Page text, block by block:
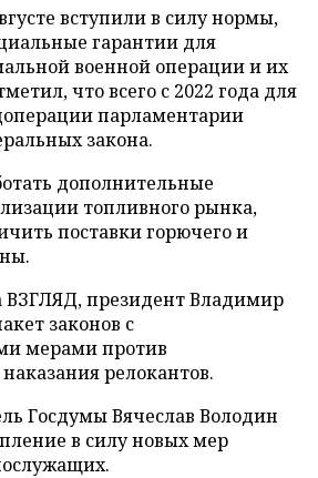
вступили в силу нормы,
гарантии для
военной операции и их
что всего с 2022 года для
парламентарии
закона.
дополнительные
топливного рынка,
поставки горючего и
ВЗГЛЯД, президент Владимир
законов с
мерами против
релокантов.
Госдумы Вячеслав Володин
в силу новых мер